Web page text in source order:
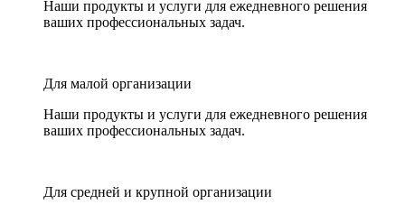
Наши продукты и услуги для ежедневного решения
ваших профессиональных задач.
Для малой организации
Наши продукты и услуги для ежедневного решения
ваших профессиональных задач.
Для средней и крупной организации